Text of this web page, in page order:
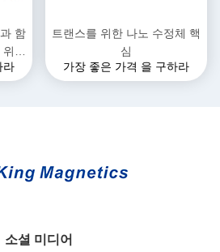
함
한
라
트랜스를 위한 나노 수정체 핵
심
가장 좋은 가격 을 구하라
소셜 미디어